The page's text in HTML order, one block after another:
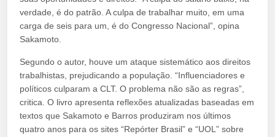
verdade, é do patrão. A culpa de trabalhar muito, em uma
carga de seis para um, é do Congresso Nacional”, opina
Sakamoto.
Segundo o autor, houve um ataque sistemático aos direitos
trabalhistas, prejudicando a população. “Influenciadores e
políticos culparam a CLT. O problema não são as regras”,
critica. O livro apresenta reflexões atualizadas baseadas em
textos que Sakamoto e Barros produziram nos últimos
quatro anos para os sites “Repórter Brasil” e “UOL” sobre